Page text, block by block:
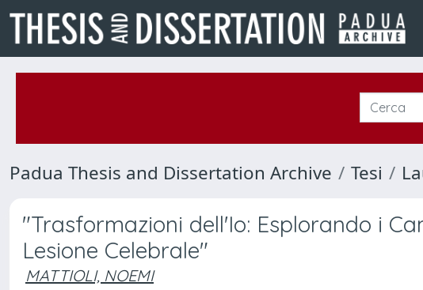
Padua Thesis and Dissertation Archive Tesi
"Trasformazioni dell'Io: Esplorando i
Lesione Celebrale"
MATTIOLI, NOEMI